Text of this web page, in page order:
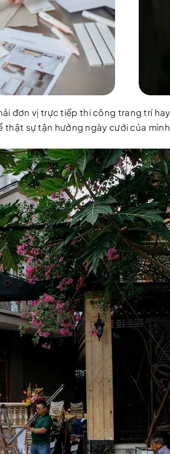
đơn vị trực tiếp thi công trang trí
thật sự tận hưởng ngày cưới của